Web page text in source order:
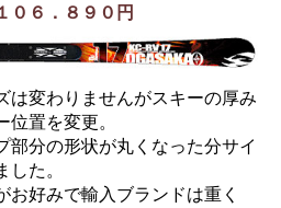
６．８９０円
は変わりませんがスキーの厚み
置を変更。
部分の形状が丸くなった分サイ
した。
お好みで輸入ブランドは重く